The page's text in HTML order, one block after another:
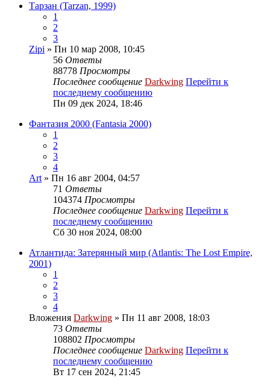
Тарзан (Tarzan, 1999)
1
2
3
Zipi » Пн 10 мар 2008, 10:45
56 Ответы
88778 Просмотры
Последнее сообщение Darkwing Перейти к
последнему сообщению
Пн 09 дек 2024, 18:46
Фантазия 2000 (Fantasia 2000)
1
2
3
4
Art » Пн 16 авг 2004, 04:57
71 Ответы
104374 Просмотры
Последнее сообщение Darkwing Перейти к
последнему сообщению
Сб 30 ноя 2024, 08:00
Атлантида: Затерянный мир (Atlantis: The Lost Empire,
2001)
1
2
3
4
Вложения Darkwing » Пн 11 авг 2008, 18:03
73 Ответы
108802 Просмотры
Последнее сообщение Darkwing Перейти к
последнему сообщению
Вт 17 сен 2024, 21:45